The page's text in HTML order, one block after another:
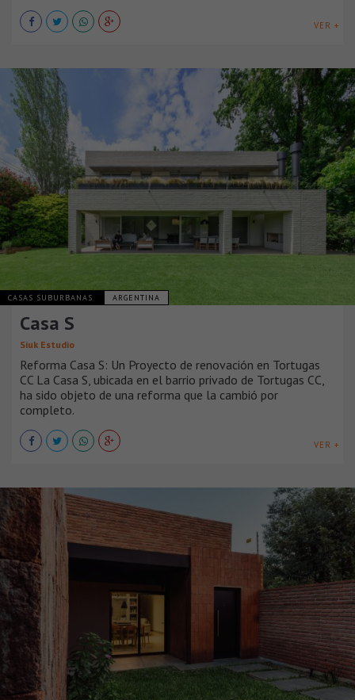
VER +
CASAS SUBURBANAS ARGENTINA
Casa S
Siuk Estudio
Reforma Casa S: Un Proyecto de renovación en Tortugas
CC La Casa S, ubicada en el barrio privado de Tortugas CC,
ha sido objeto de una reforma que la cambió por
completo.
VER +